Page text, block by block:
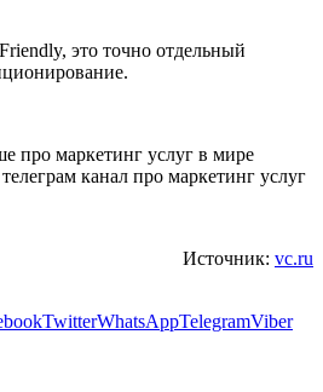
это точно отдельный
про маркетинг услуг в мире
канал про маркетинг услуг
Источник: vc.ru
TwitterWhatsAppTelegramViber